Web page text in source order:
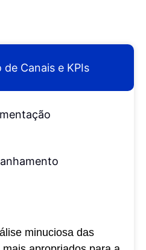
de Canais e KPIs
minuciosa das